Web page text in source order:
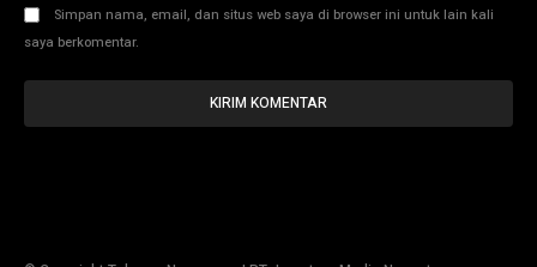
Simpan nama, email, dan situs web saya di browser ini untuk lain kali
saya berkomentar.